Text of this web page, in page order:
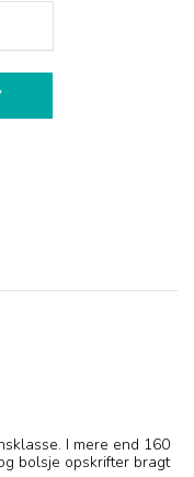
I mere end 160
bolsje opskrifter bragt